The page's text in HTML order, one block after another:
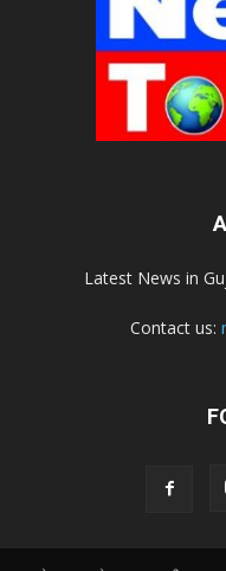
Latest News in
Contact us: